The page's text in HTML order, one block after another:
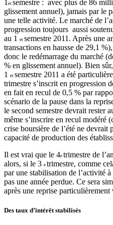
1 er semestre : avec plus de 86
glissement annuel), jamais par le
une telle activité. Le marché de
progression toujours aussi
au 1
er semestre 2011. Après une
transactions en hausse de 29,1
donc le redémarrage du marché
% en glissement annuel). Bien
1
er semestre 2011 a été
trimestre s’inscrit en progression
en fait en recul de 0,5 % par
scénario de la pause dans la
le second semestre devrait rester
même s’inscrire en recul modéré
crise boursière de l’été ne devrait
capacité de production des
Il est vrai que le 4e trimestre de
alors, si le 3 e trimestre, comme
par une stabilisation de l’activité
pas une année perdue. Ce sera
après une reprise particulièrement
Des taux d’intérêt stabilisés